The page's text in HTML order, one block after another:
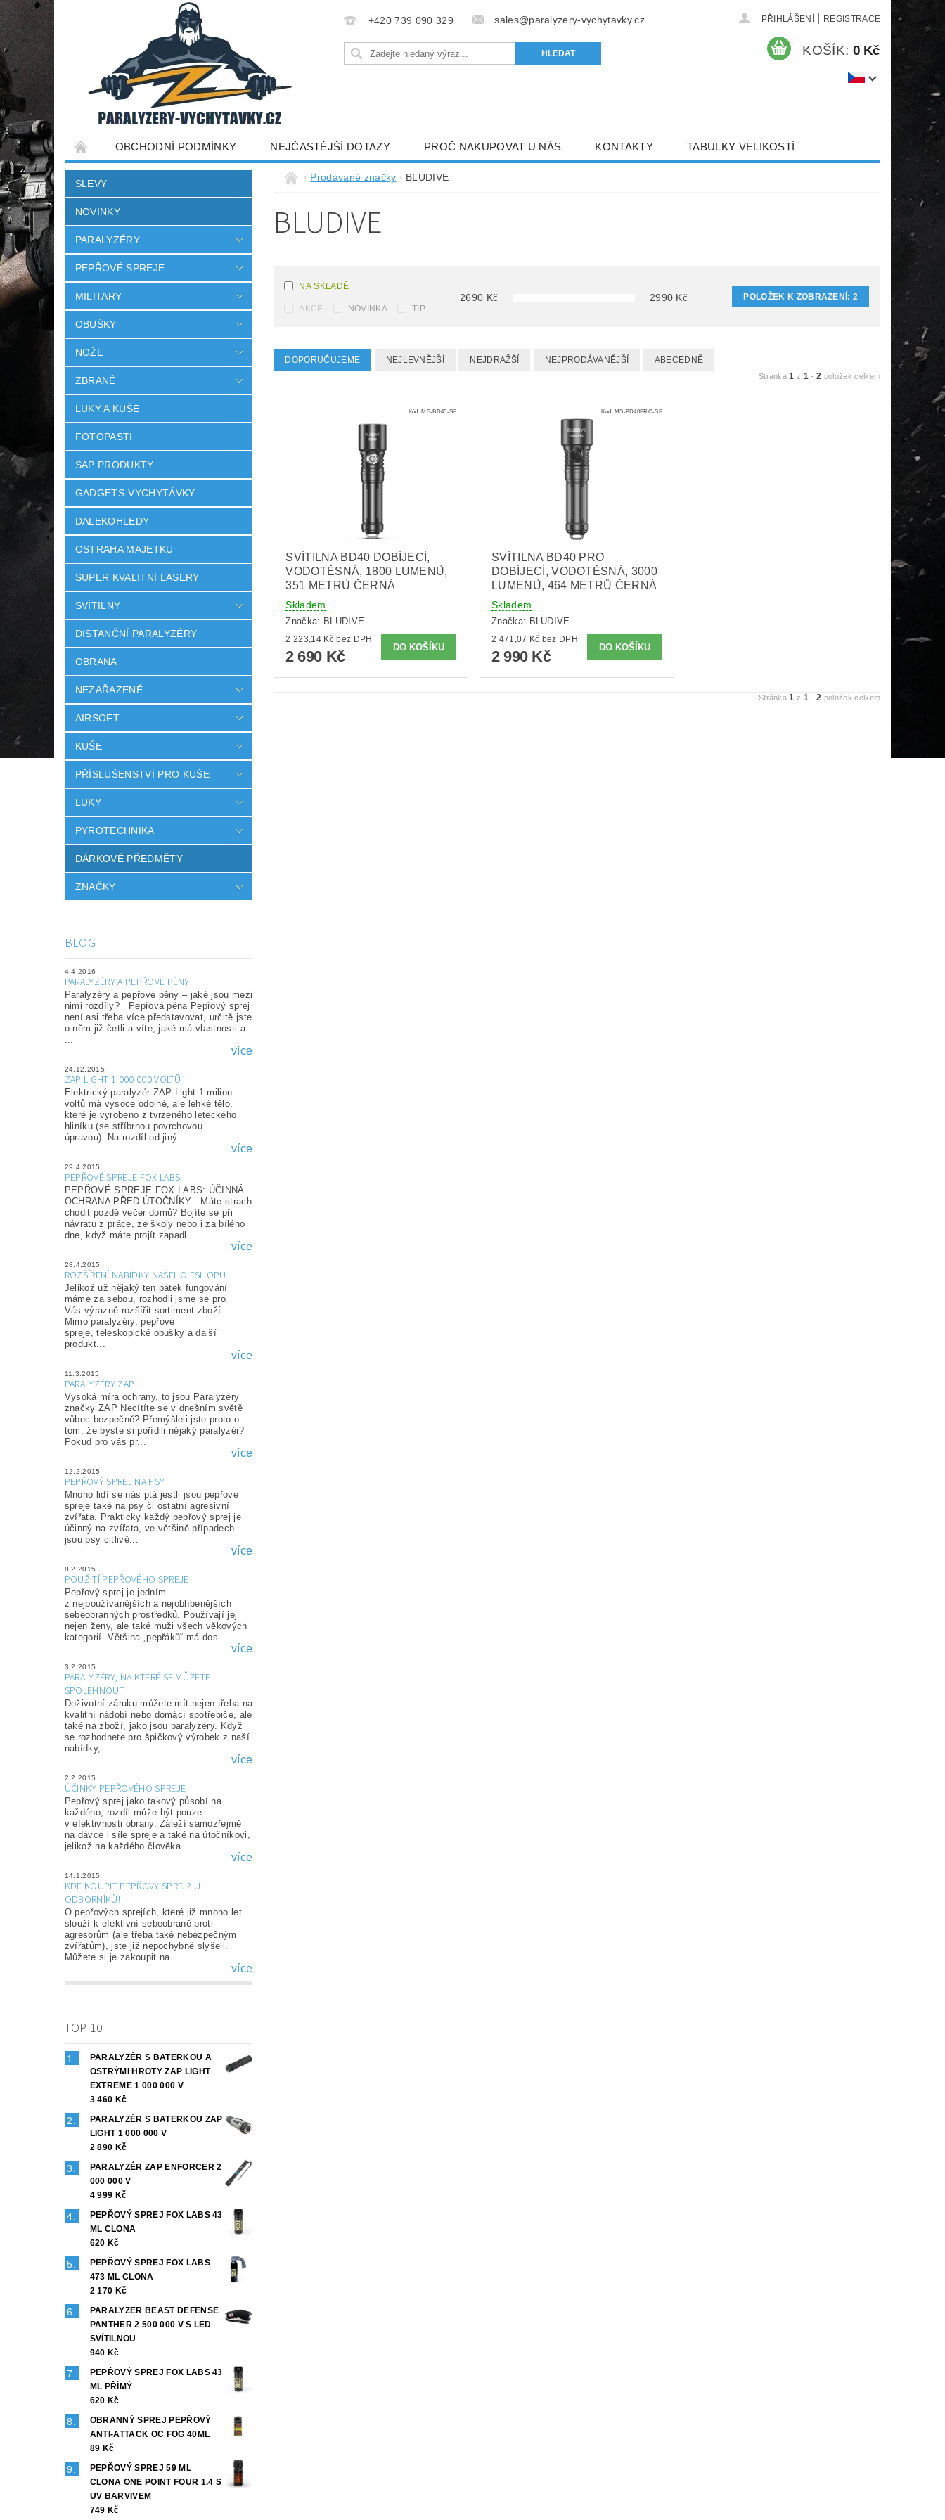
+420 739 090 329 sales@paralyzery-vychytavky.cz PŘIHLÁŠENÍ REGISTRACE
KOŠÍK: 0 Kč
OBCHODNÍ PODMÍNKY NEJČASTĚJŠÍ DOTAZY PROČ NAKUPOVAT U NÁS KONTAKTY TABULKY VELIKOSTÍ
SLEVY
NOVINKY
PARALYZÉRY
PEPŘOVÉ SPREJE
MILITARY
OBUŠKY
NOŽE
ZBRANĚ
LUKY A KUŠE
FOTOPASTI
SAP PRODUKTY
GADGETS-VYCHYTÁVKY
DALEKOHLEDY
OSTRAHA MAJETKU
SUPER KVALITNÍ LASERY
SVÍTILNY
DISTANČNÍ PARALYZÉRY
OBRANA
NEZAŘAZENÉ
AIRSOFT
KUŠE
PŘÍSLUŠENSTVÍ PRO KUŠE
LUKY
PYROTECHNIKA
DÁRKOVÉ PŘEDMĚTY
ZNAČKY
BLOG
4.4.2016
PARALYZÉRY A PEPŘOVÉ PĚNY
Paralyzéry a pepřové pěny – jaké jsou mezi
nimi rozdíly? Pepřová pěna Pepřový sprej
není asi třeba více představovat, určitě jste
o něm již četli a víte, jaké má vlastnosti a
...
více
24.12.2015
ZAP LIGHT 1 000 000 VOLTŮ
Elektrický paralyzér ZAP Light 1 milion
voltů má vysoce odolné, ale lehké tělo,
které je vyrobeno z tvrzeného leteckého
hliníku (se stříbrnou povrchovou
úpravou). Na rozdíl od jiný...
více
29.4.2015
PEPŘOVÉ SPREJE FOX LABS
PEPŘOVÉ SPREJE FOX LABS: ÚČINNÁ
OCHRANA PŘED ÚTOČNÍKY Máte strach
chodit pozdě večer domů? Bojíte se při
návratu z práce, ze školy nebo i za bílého
dne, když máte projít zapadl...
více
28.4.2015
ROZŠÍŘENÍ NABÍDKY NAŠEHO ESHOPU
Jelikož už nějaký ten pátek fungování
máme za sebou, rozhodli jsme se pro
Vás výrazně rozšířit sortiment zboží.
Mimo paralyzéry, pepřové
spreje, teleskopické obušky a další
produkt...
více
11.3.2015
PARALYZÉRY ZAP
Vysoká míra ochrany, to jsou Paralyzéry
značky ZAP Necítíte se v dnešním světě
vůbec bezpečně? Přemýšleli jste proto o
tom, že byste si pořídili nějaký paralyzér?
Pokud pro vás pr...
více
12.2.2015
PEPŘOVÝ SPREJ NA PSY
Mnoho lidí se nás ptá jestli jsou pepřové
spreje také na psy či ostatní agresivní
zvířata. Prakticky každý pepřový sprej je
účinný na zvířata, ve většině případech
jsou psy citlivě...
více
8.2.2015
POUŽITÍ PEPŘOVÉHO SPREJE
Pepřový sprej je jedním
z nejpoužívanějších a nejoblíbenějších
sebeobranných prostředků. Používají jej
nejen ženy, ale také muži všech věkových
kategorií. Většina „pepřáků“ má dos...
více
3.2.2015
PARALYZÉRY, NA KTERÉ SE MŮŽETE
SPOLEHNOUT
Doživotní záruku můžete mít nejen třeba na
kvalitní nádobí nebo domácí spotřebiče, ale
také na zboží, jako jsou paralyzéry. Když
se rozhodnete pro špičkový výrobek z naší
nabídky, ...
více
2.2.2015
ÚČINKY PEPŘOVÉHO SPREJE
Pepřový sprej jako takový působí na
každého, rozdíl může být pouze
v efektivnosti obrany. Záleží samozřejmě
na dávce i síle spreje a také na útočníkovi,
jelikož na každého člověka ...
více
14.1.2015
KDE KOUPIT PEPŘOVÝ SPREJ? U
ODBORNÍKŮ!
O pepřových sprejích, které již mnoho let
slouží k efektivní sebeobraně proti
agresorům (ale třeba také nebezpečným
zvířatům), jste již nepochybně slyšeli.
Můžete si je zakoupit na...
více
TOP 10
PARALYZÉR S BATERKOU A
OSTRÝMI HROTY ZAP LIGHT
EXTREME 1 000 000 V
3 460 Kč
PARALYZÉR S BATERKOU ZAP
LIGHT 1 000 000 V
2 890 Kč
PARALYZÉR ZAP ENFORCER 2
000 000 V
4 999 Kč
PEPŘOVÝ SPREJ FOX LABS 43
ML CLONA
620 Kč
PEPŘOVÝ SPREJ FOX LABS
473 ML CLONA
2 170 Kč
PARALYZER BEAST DEFENSE
PANTHER 2 500 000 V S LED
SVÍTILNOU
940 Kč
PEPŘOVÝ SPREJ FOX LABS 43
ML PŘÍMÝ
620 Kč
OBRANNÝ SPREJ PEPŘOVÝ
ANTI-ATTACK OC FOG 40ML
89 Kč
PEPŘOVÝ SPREJ 59 ML
CLONA ONE POINT FOUR 1.4 S
UV BARVIVEM
749 Kč
Prodávané značky BLUDIVE
BLUDIVE
NA SKLADĚ
AKCE NOVINKA TIP
2690 Kč 2990 Kč POLOŽEK K ZOBRAZENÍ:2
DOPORUČUJEME NEJLEVNĚJŠÍ NEJDRAŽŠÍ NEJPRODÁVANĚJŠÍ ABECEDNĚ
Stránka1 z 1 -2 položek celkem
Kód:MS-BD40-SP
SVÍTILNA BD40 DOBÍJECÍ,
VODOTĚSNÁ, 1800 LUMENŮ,
351 METRŮ ČERNÁ
Skladem
Značka: BLUDIVE
2 223,14 Kč bez DPH
2 690 Kč
Kód: MS-BD40PRO-SP
SVÍTILNA BD40 PRO
DOBÍJECÍ, VODOTĚSNÁ, 3000
LUMENŮ, 464 METRŮ ČERNÁ
Skladem
Značka: BLUDIVE
2 471,07 Kč bez DPH
2 990 Kč
Stránka1 z 1 -2 položek celkem